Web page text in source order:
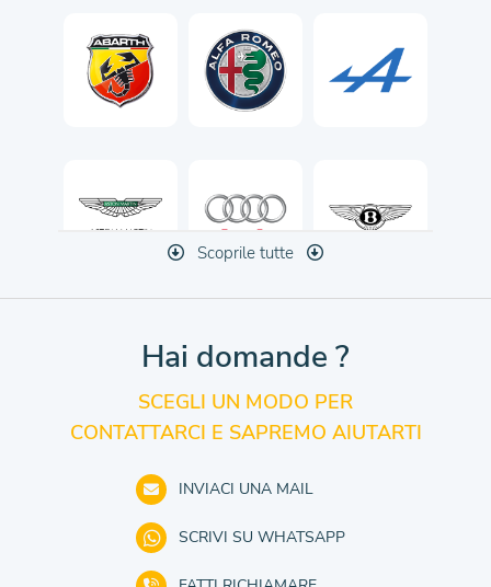
Scoprile tutte
Hai domande ?
SCEGLI UN MODO PER
CONTATTARCI E SAPREMO AIUTARTI
INVIACI UNA MAIL
SCRIVI SU WHATSAPP